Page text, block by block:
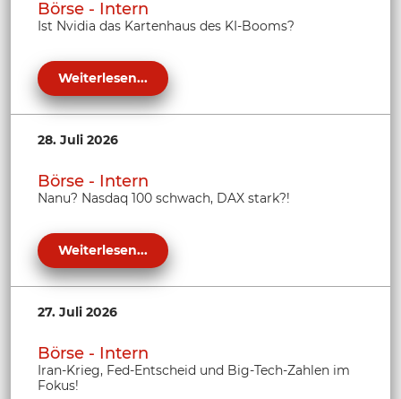
Börse - Intern
Ist Nvidia das Kartenhaus des KI-Booms?
Weiterlesen...
28. Juli 2026
Börse - Intern
Nanu? Nasdaq 100 schwach, DAX stark?!
Weiterlesen...
27. Juli 2026
Börse - Intern
Iran-Krieg, Fed-Entscheid und Big-Tech-Zahlen im
Fokus!